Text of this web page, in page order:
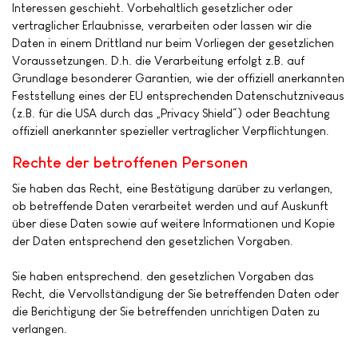
Interessen geschieht. Vorbehaltlich gesetzlicher oder
vertraglicher Erlaubnisse, verarbeiten oder lassen wir die
Daten in einem Drittland nur beim Vorliegen der gesetzlichen
Voraussetzungen. D.h. die Verarbeitung erfolgt z.B. auf
Grundlage besonderer Garantien, wie der offiziell anerkannten
Feststellung eines der EU entsprechenden Datenschutzniveaus
(z.B. für die USA durch das „Privacy Shield“) oder Beachtung
offiziell anerkannter spezieller vertraglicher Verpflichtungen.
Rechte der betroffenen Personen
Sie haben das Recht, eine Bestätigung darüber zu verlangen,
ob betreffende Daten verarbeitet werden und auf Auskunft
über diese Daten sowie auf weitere Informationen und Kopie
der Daten entsprechend den gesetzlichen Vorgaben.
Sie haben entsprechend. den gesetzlichen Vorgaben das
Recht, die Vervollständigung der Sie betreffenden Daten oder
die Berichtigung der Sie betreffenden unrichtigen Daten zu
verlangen.